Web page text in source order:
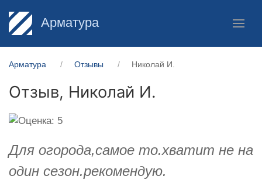
Арматура
Арматура Отзывы Николай И.
Отзыв, Николай И.
Для огорода,самое то.хватит не на
один сезон.рекомендую.